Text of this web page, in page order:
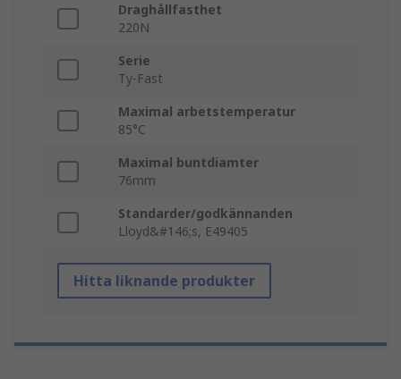
Draghållfasthet
220N
Serie
Ty-Fast
Maximal arbetstemperatur
85°C
Maximal buntdiamter
76mm
Standarder/godkännanden
Lloyd&#146;s, E49405
Hitta liknande produkter